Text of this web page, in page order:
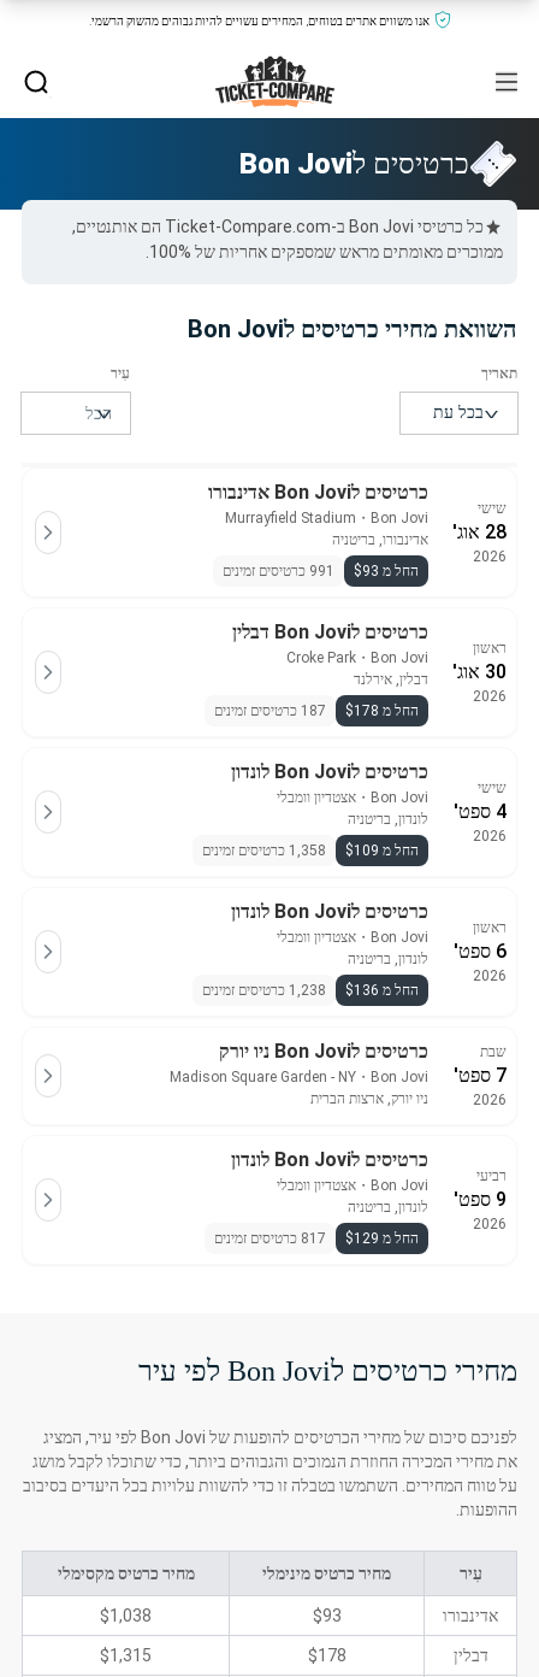
אנו משווים אתרים בטוחים, המחירים עשויים להיות גבוהים מהשוק הרשמי.
כרטיסים לBon Jovi
כל כרטיסי Bon Jovi ב-Ticket-Compare.com הם אותנטיים,
ממוכרים מאומתים מראש שמספקים אחריות של 100%.
השוואת מחירי כרטיסים לBon Jovi
שישי
28 אוג'
2026
כרטיסים לBon Jovi אדינבורו
Bon Jovi
・
Murrayfield Stadium
אדינבורו, בריטניה
החל מ $93
991 כרטיסים זמינים
ראשון
30 אוג'
2026
כרטיסים לBon Jovi דבלין
Bon Jovi
・
Croke Park
דבלין, אירלנד
החל מ $178
187 כרטיסים זמינים
שישי
4 ספט'
2026
כרטיסים לBon Jovi לונדון
Bon Jovi
・ אצטדיון וומבלי
לונדון, בריטניה
החל מ $109
1,358 כרטיסים זמינים
ראשון
6 ספט'
2026
כרטיסים לBon Jovi לונדון
Bon Jovi
・ אצטדיון וומבלי
לונדון, בריטניה
החל מ $136
1,238 כרטיסים זמינים
שבת
7 ספט'
2026
כרטיסים לBon Jovi ניו יורק
Bon Jovi
・
Madison Square Garden - NY
ניו יורק, ארצות הברית
רביעי
9 ספט'
2026
כרטיסים לBon Jovi לונדון
Bon Jovi
・ אצטדיון וומבלי
לונדון, בריטניה
החל מ $129
817 כרטיסים זמינים
מחירי כרטיסים לBon Jovi לפי עיר
לפניכם סיכום של מחירי הכרטיסים להופעות של Bon Jovi לפי עיר, המציג
את מחירי המכירה החוזרת הנמוכים והגבוהים ביותר, כדי שתוכלו לקבל מושג
על טווח המחירים. השתמשו בטבלה זו כדי להשוות עלויות בכל היעדים בסיבוב
ההופעות.
עִיר מחיר כרטיס מינימלי מחיר כרטיס מקסימלי
אדינבורו $93
$1,038
דבלין $178
$1,315